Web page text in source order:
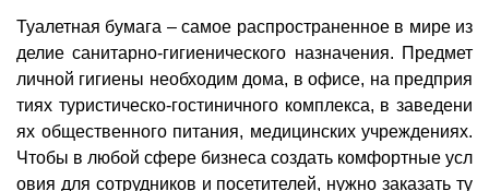
Туалетная бумага – самое распространенное в мире из
делие санитарно-гигиенического назначения. Предмет
личной гигиены необходим дома, в офисе, на предприя
тиях туристическо-гостиничного комплекса, в заведени
ях общественного питания, медицинских учреждениях.
Чтобы в любой сфере бизнеса создать комфортные усл
овия для сотрудников и посетителей, нужно заказать ту